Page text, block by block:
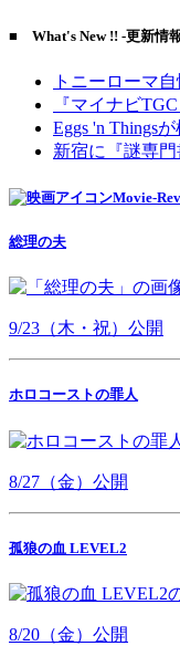
■ What's New !! -更新情
トニーローマ
『マイナビ
Eggs 'n Things
新宿に『謎専
Movie-
総理の夫
9/23（木・祝）公開
ホロコーストの罪人
8/27（金）公開
孤狼の血 LEVEL2
8/20（金）公開